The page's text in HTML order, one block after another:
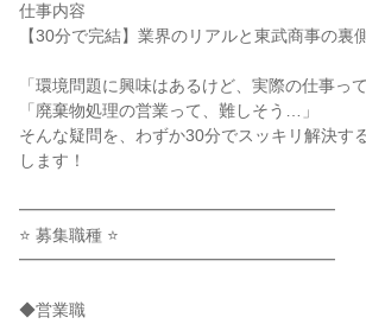
仕事内容
【30分で完結】業界のリアルと東武商事の裏
「環境問題に興味はあるけど、実際の仕事って
「廃棄物処理の営業って、難しそう…」
そんな疑問を、わずか30分でスッキリ解決す
します！
━━━━━━━━━━━━━━━━━━━
⭐ 募集職種 ⭐
━━━━━━━━━━━━━━━━━━━
◆営業職